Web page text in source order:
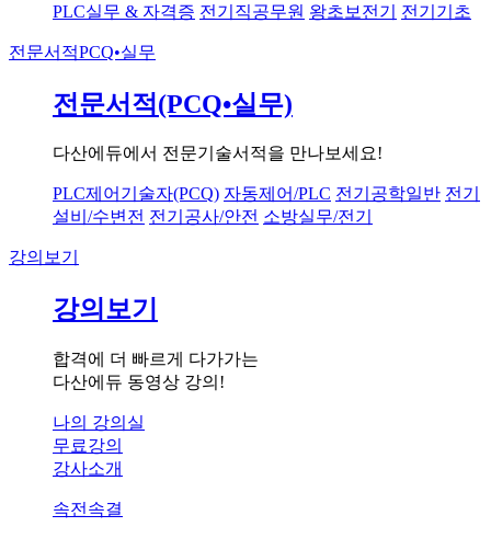
PLC실무 & 자격증 전기직공무원 왕초보전기 전기기초
전문서적PCQ•실무
전문서적(PCQ•실무)
다산에듀에서 전문기술서적을 만나보세요!
PLC제어기술자(PCQ) 자동제어/PLC 전기공학일반 전기
설비/수변전 전기공사/안전 소방실무/전기
강의보기
강의보기
합격에 더 빠르게 다가가는
다산에듀 동영상 강의!
나의 강의실
무료강의
강사소개
속전속결